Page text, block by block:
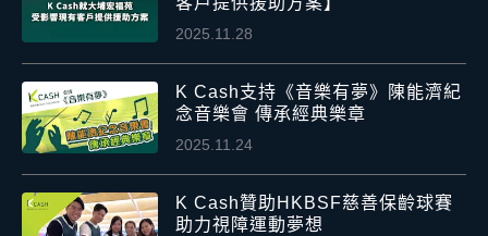
2025.11.28
K Cash支持《音樂有夢》陳能濟紀
念音樂會 傳承經典樂章
2025.11.24
K Cash贊助HKBSF慈善保齡球賽
助力視障運動夢想